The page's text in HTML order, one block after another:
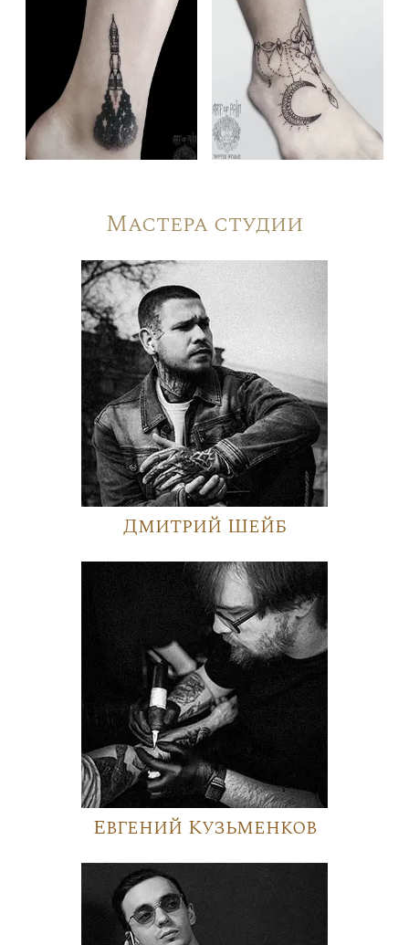
Мастера студии
Дмитрий Шейб
Евгений Кузьменков